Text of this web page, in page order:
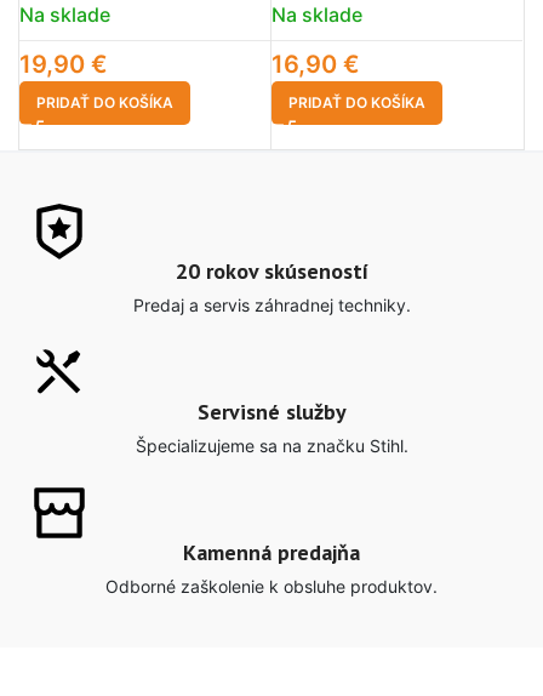
Na sklade
19,90 €
PRIDAŤ DO KOŠÍKA
Na sklade
16,90 €
PRIDAŤ DO KOŠÍKA
20 rokov skúseností
Predaj a servis záhradnej techniky.
Servisné služby
Špecializujeme sa na značku Stihl.
Kamenná predajňa
Odborné zaškolenie k obsluhe produktov.